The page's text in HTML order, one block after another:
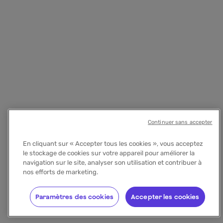
En cliquant sur « Accepter tous les cookies », vous acceptez
le stockage de cookies sur votre appareil pour améliorer la
navigation sur le site, analyser son utilisation et contribuer à
nos efforts de marketing.
Accepter les cookies
Paramètres des cookies
Continuer sans accepter